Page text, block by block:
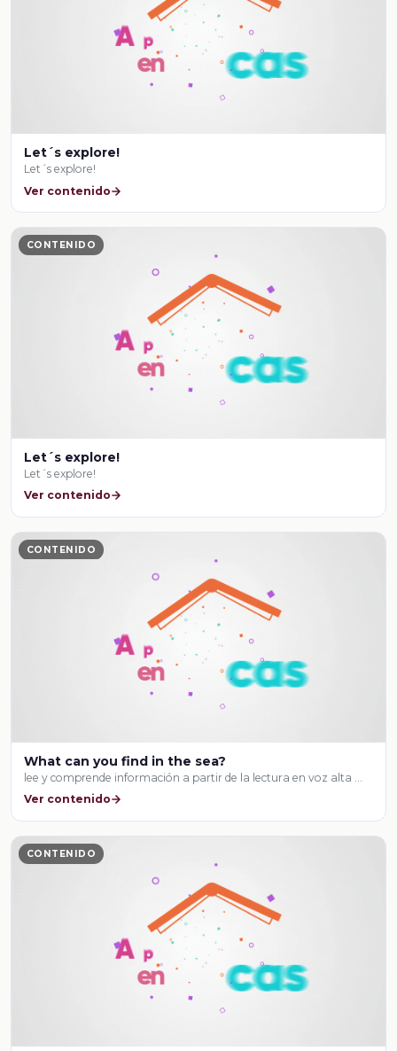
Let´s explore!
Let´s explore!
Ver contenido
CONTENIDO
Let´s explore!
Let´s explore!
Ver contenido
CONTENIDO
What can you find in the sea?
lee y comprende información a partir de la lectura en voz alta …
Ver contenido
CONTENIDO